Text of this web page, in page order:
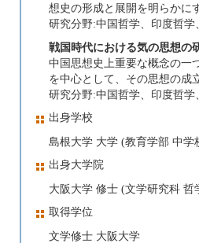
想史の形成と展開を明らかに
研究分野:中国哲学、印度哲学
戦国時代における気の思想の
中国思想史上重要な概念の一
を中心として、その思想の成
研究分野:中国哲学、印度哲
出身学校
島根大学 大学 (教育学部 中学
出身大学院
大阪大学 修士 (文学研究科
取得学位
文学修士 大阪大学